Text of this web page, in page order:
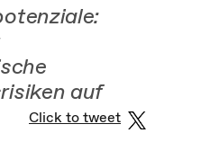
auf
Click to tweet